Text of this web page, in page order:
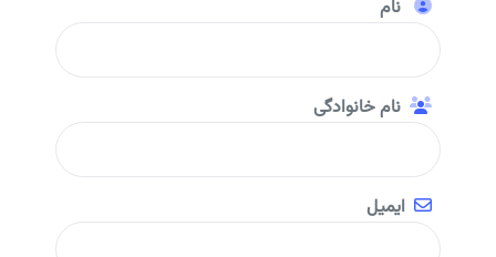
نام
نام خانوادگی
ایمیل